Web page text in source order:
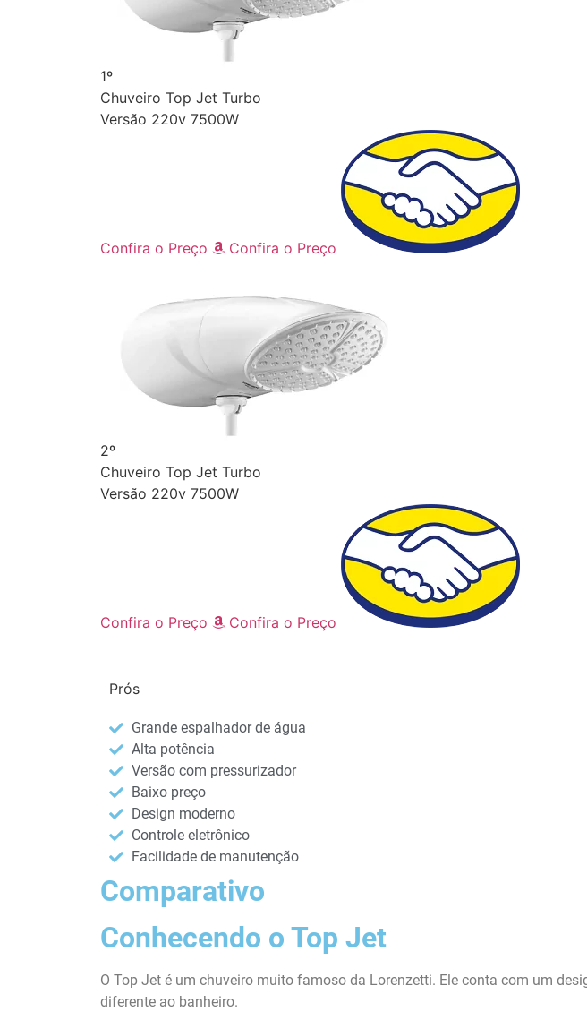
1º
Chuveiro Top Jet Turbo
Versão 220v 7500W
Confira o Preço Confira o Preço
2º
Chuveiro Top Jet Turbo
Versão 220v 7500W
Confira o Preço Confira o Preço
Prós
Grande espalhador de água
Alta potência
Versão com pressurizador
Baixo preço
Design moderno
Controle eletrônico
Facilidade de manutenção
Comparativo
Conhecendo o Top Jet
O Top Jet é um chuveiro muito famoso da Lorenzetti. Ele conta com um
diferente ao banheiro.